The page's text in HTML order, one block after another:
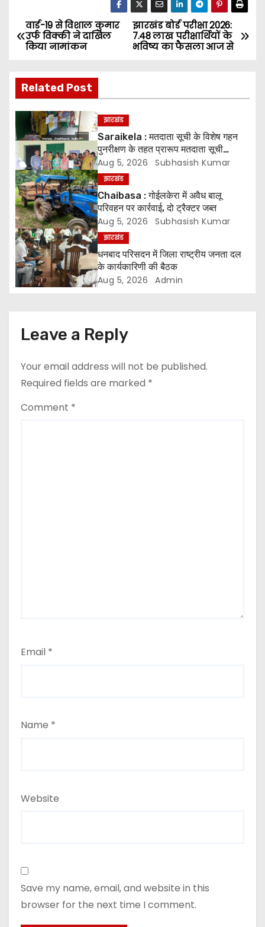
P
o
s
t
n
a
v
i
g
a
t
o
झारखंड बोर्ड परीक्षा 2026:
7.48 लाख परीक्षार्थियों के
भविष्य का फैसला आज से
वार्ड-19 से विशाल कुमार
उर्फ विक्की ने दाखिल
किया नामांकन
Related Post
झारखंड
Saraikela : मतदाता सूची के विशेष गहन
पुनरीक्षण के तहत प्रारूप मतदाता सूची
प्रकाशित* *05 अगस्त से 04 सितंबर तक
दावे एवं आपत्तियां होंगी स्वीकार, 07 अक्टूबर
को जारी होगी अंतिम मतदाता सूची
Aug 5, 2026 Subhasish Kumar
झारखंड
Chaibasa : गोईलकेरा में अवैध बालू
परिवहन पर कार्रवाई, दो ट्रैक्टर जब्त
Aug 5, 2026 Subhasish Kumar
झारखंड
धनबाद परिसदन में जिला राष्ट्रीय जनता दल
के कार्यकारिणी की बैठक
Aug 5, 2026 Admin
Leave a Reply
Your email address will not be published.
Required fields are marked *
Comment *
Email *
Name *
Website
Save my name, email, and website in this
browser for the next time I comment.